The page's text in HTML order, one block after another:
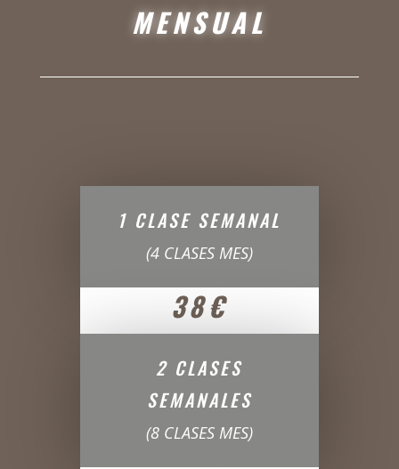
MENSUAL
1 CLASE SEMANAL
(4 CLASES MES)
38€
2 CLASES
SEMANALES
(8 CLASES MES)